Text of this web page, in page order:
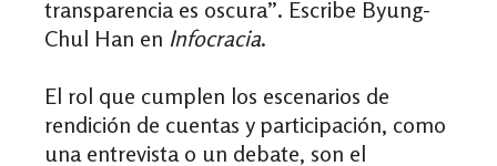
transparencia es oscura”. Escribe Byung-
Chul Han en Infocracia.
El rol que cumplen los escenarios de
rendición de cuentas y participación, como
una entrevista o un debate, son el